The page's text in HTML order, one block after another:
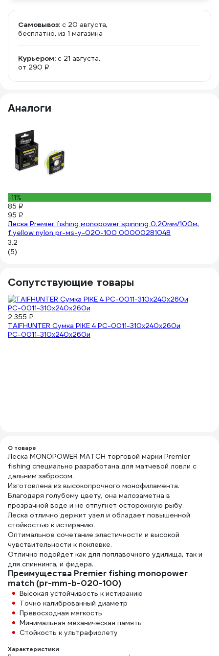
Самовывоз: c 20 августа,
бесплатно, из 1 магазина
Курьером: c 21 августа,
от 290 ₽
Аналоги
-11%
85 ₽
95 ₽
Леска Preмier fishing мonopower spinning 0.20мм/100м,
f.yellow nylon pr-мs-y-020-100 00000281048
3.2
(5)
Сопутствующие товары
2 355 ₽
TAIFHUNTER Сумка PIKE 4 РС-0011-310x240x260и
РС-0011-310х240х260и
О товаре
Леска MONOPOWER MATCH торговой марки Premier
fishing специально разработана для матчевой ловли с
дальним забросом.
Изготовлена из высокопрочного монофиламента.
Благодаря голубому цвету, она малозаметна в
прозрачной воде и не отпугнет осторожную рыбу.
Леска отлично держит узел и обладает повышенной
стойкостью к истиранию.
Оптимальное сочетание эластичности и высокой
чувствительности к поклевке.
Отлично подойдет как для поплавочного удилища, так и
для спиннинга, и фидера.
Преимущества Premier fishing monopower
match (pr-mm-b-020-100)
Высокая устойчивость к истиранию
Точно калиброванный диаметр
Превосходная мягкость
Минимальная механическая память
Стойкость к ультрафиолету
Характеристики